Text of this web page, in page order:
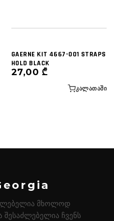
GAERNE KIT 4667-001 STRAPS
HOLD BLACK
27,00 ₾
ᲙᲐᲚᲐᲗᲐᲨᲘ
მხოლოდ
შესაძლებელია ჩვენს